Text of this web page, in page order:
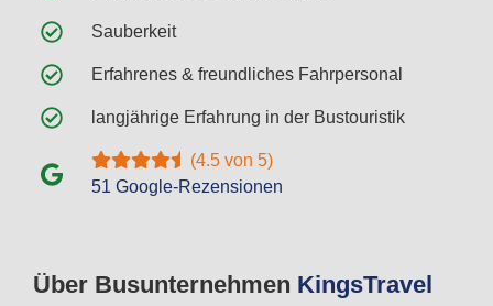
Über Busunternehmen KingsTravel
Sauberkeit
Erfahrenes & freundliches Fahrpersonal
langjährige Erfahrung in der Bustouristik
(4.5 von 5)
51 Google-Rezensionen